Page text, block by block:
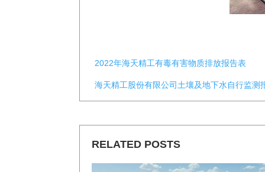
2022年海天精工有毒有害物质排放报告表
海天精工股份有限公司土壤及地下水自行监测
RELATED POSTS